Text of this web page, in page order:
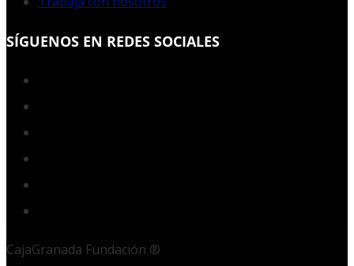
SÍGUENOS EN REDES SOCIALES
CajaGranada Fundación ®